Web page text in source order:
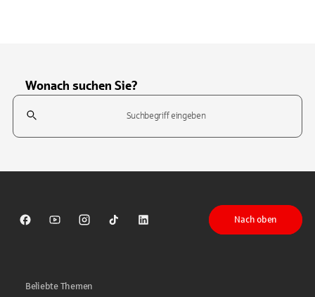
Wonach suchen Sie?
Suchfeld
Sparkasse auf Facebook
Sparkasse auf Youtube
Sparkasse auf Instagram
Sparkasse auf TikTok
Sparkasse auf LinkedIn
Nach oben
Beliebte Themen